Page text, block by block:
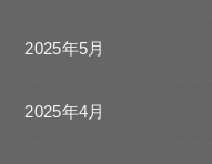
2025年5月
2025年4月